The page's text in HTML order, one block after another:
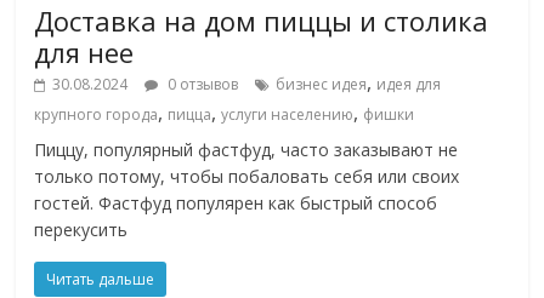
Доставка на дом пиццы и столика
для нее
30.08.2024 0 отзывов бизнес идея, идея для
крупного города, пицца,услуги населению, фишки
Пиццу, популярный фастфуд, часто заказывают не
только потому, чтобы побаловать себя или своих
гостей. Фастфуд популярен как быстрый способ
перекусить
Читать дальше